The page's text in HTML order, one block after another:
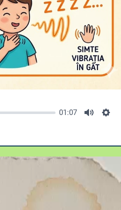
01:07